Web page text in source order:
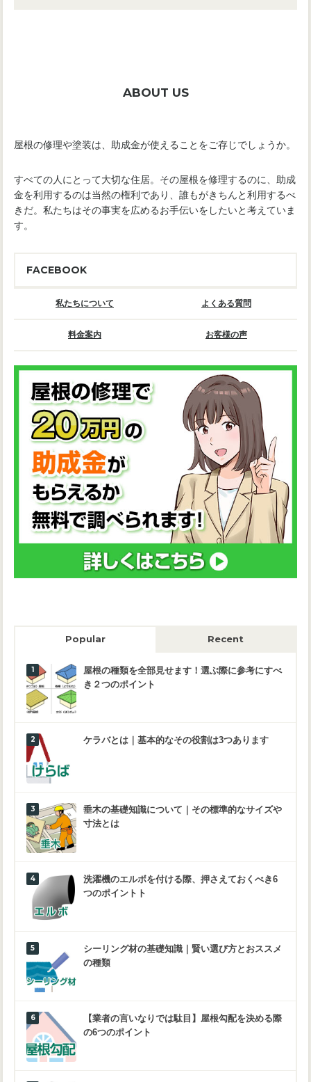
ABOUT US
屋根の修理や塗装は、助成金が使えることをご存じでしょうか。
すべての人にとって大切な住居。その屋根を修理するのに、助成
金を利用するのは当然の権利であり、誰もがきちんと利用するべ
きだ。私たちはその事実を広めるお手伝いをしたいと考えていま
す。
FACEBOOK
私たちについて よくある質問
料金案内 お客様の声
Popular Recent
屋根の種類を全部見せます！選ぶ際に参考にすべ
き２つのポイント
ケラバとは｜基本的なその役割は3つあります
垂木の基礎知識について｜その標準的なサイズや
寸法とは
洗濯機のエルボを付ける際、押さえておくべき6
つのポイントト
シーリング材の基礎知識｜賢い選び方とおススメ
の種類
【業者の言いなりでは駄目】屋根勾配を決める際
の6つのポイント